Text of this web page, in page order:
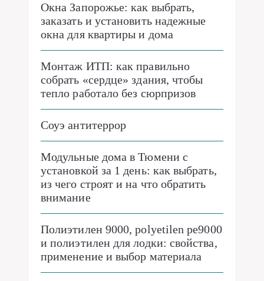
Окна Запорожье: как выбрать,
заказать и установить надежные
окна для квартиры и дома
Монтаж ИТП: как правильно
собрать «сердце» здания, чтобы
тепло работало без сюрпризов
Соуэ антитеррор
Модульные дома в Тюмени с
установкой за 1 день: как выбрать,
из чего строят и на что обратить
внимание
Полиэтилен 9000, polyetilen pe9000
и полиэтилен для лодки: свойства,
применение и выбор материала